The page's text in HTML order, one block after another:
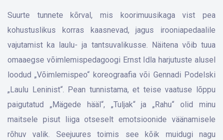
Suurte tunnete kõrval, mis koorimuusikaga vist pea
kohustuslikus korras kaasnevad, jagus irooniapedaalile
vajutamist ka laulu- ja tantsuvalikusse. Näitena võib tuua
omaaegse võimlemispedagoogi Ernst Idla harjutuste alusel
loodud „Võimlemispeo“ koreograafia või Gennadi Podelski
„Laulu Leninist“. Pean tunnistama, et teise vaatuse lõppu
paigutatud „Mägede hääl“, „Tuljak“ ja „Rahu“ olid minu
maitsele pisut liiga otseselt emotsioonide väänamisele
rõhuv valik. Seejuures toimis see kõik muidugi nagu